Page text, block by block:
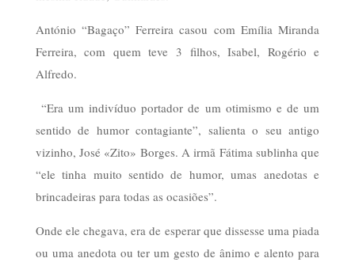
António “Bagaço” Ferreira casou com Emília Miranda
Ferreira, com quem teve 3 filhos, Isabel, Rogério e
Alfredo.
“Era um indivíduo portador de um otimismo e de um
sentido de humor contagiante”, salienta o seu antigo
vizinho, José «Zito» Borges. A irmã Fátima sublinha que
“ele tinha muito sentido de humor, umas anedotas e
brincadeiras para todas as ocasiões”.
Onde ele chegava, era de esperar que dissesse uma piada
ou uma anedota ou ter um gesto de ânimo e alento para